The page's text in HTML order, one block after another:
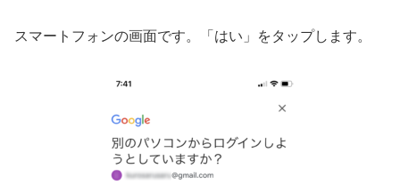
スマートフォンの画面です。「はい」をタップします。